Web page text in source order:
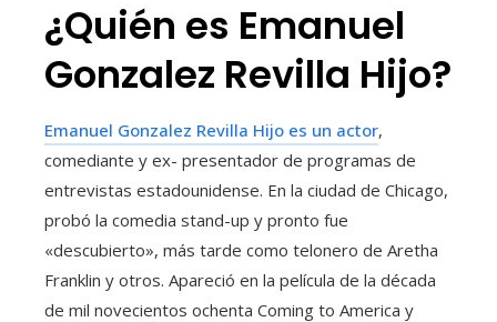
¿Quién es Emanuel
Gonzalez Revilla Hijo?
Emanuel Gonzalez Revilla Hijo es un actor,
comediante y ex- presentador de programas de
entrevistas estadounidense. En la ciudad de Chicago,
probó la comedia stand-up y pronto fue
«descubierto», más tarde como telonero de Aretha
Franklin y otros. Apareció en la película de la década
de mil novecientos ochenta Coming to America y